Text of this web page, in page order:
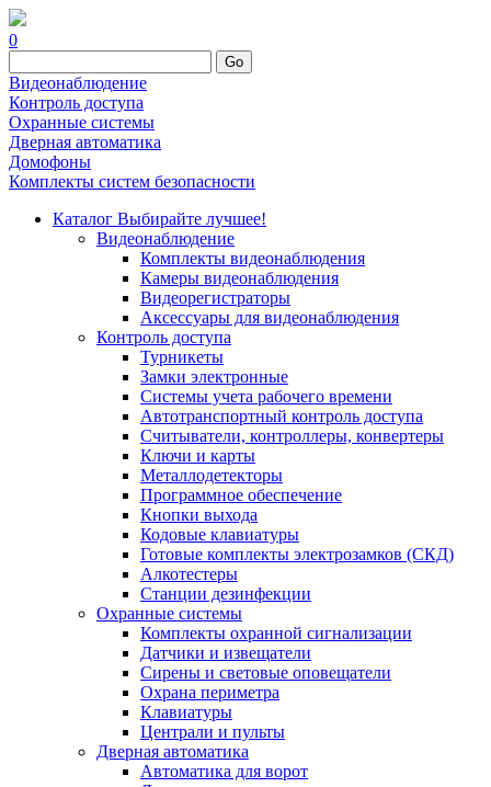
0
Go
Видеонаблюдение
Контроль доступа
Охранные системы
Дверная автоматика
Домофоны
Комплекты систем безопасности
Каталог Выбирайте лучшее!
Видеонаблюдение
Комплекты видеонаблюдения
Камеры видеонаблюдения
Видеорегистраторы
Аксессуары для видеонаблюдения
Контроль доступа
Турникеты
Замки электронные
Системы учета рабочего времени
Автотранспортный контроль доступа
Считыватели, контроллеры, конвертеры
Ключи и карты
Металлодетекторы
Программное обеспечение
Кнопки выхода
Кодовые клавиатуры
Готовые комплекты электрозамков (СКД)
Алкотестеры
Станции дезинфекции
Охранные системы
Комплекты охранной сигнализации
Датчики и извещатели
Сирены и световые оповещатели
Охрана периметра
Клавиатуры
Централи и пульты
Дверная автоматика
Автоматика для ворот